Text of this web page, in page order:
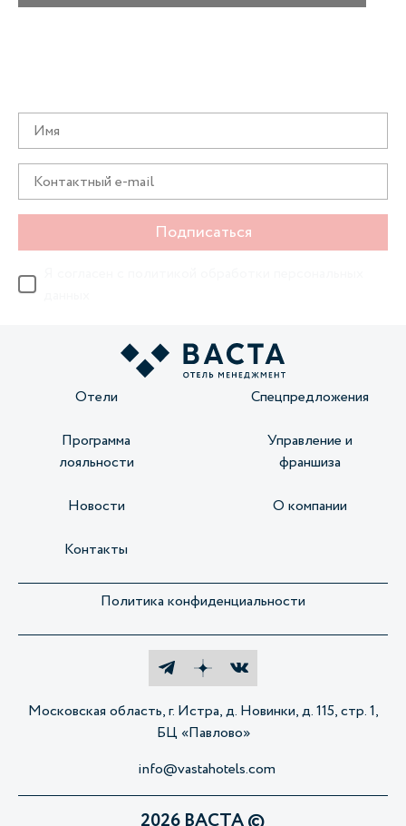
Подписаться
Отели Спецпредложения
Программа
лояльности
Управление и
франшиза
Новости О компании
Контакты
Политика конфиденциальности
Московская область, г. Истра, д. Новинки, д. 115, стр. 1,
БЦ «Павлово»
info@vastahotels.com